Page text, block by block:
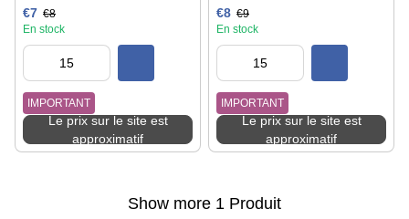
€7 €8
En stock
IMPORTANT
Le prix sur le site est
approximatif
€8 €9
En stock
IMPORTANT
Le prix sur le site est
approximatif
Show more 1 Produit